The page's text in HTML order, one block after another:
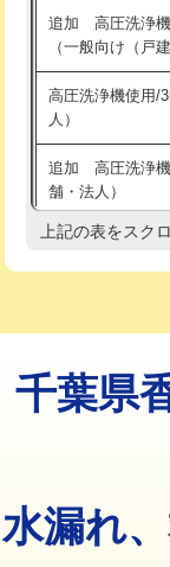
※給水管工事は
持込商品取付（
業）
排水管工事（追
え）
マス交換（土の
マス交換（深さ
コンクリート斫
モルタル補修（
追加 高圧洗浄機
（一般向け（戸
高圧洗浄機使用/
人）
追加 高圧洗浄
舗・法人）
高度高圧洗浄換
トーラー機使用/
追加トーラー機
止水・漏水調査
上記の表をスク
千葉県
水漏れ